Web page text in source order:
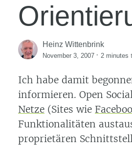
Heinz Wittenbrink
November 3, 2007 · 2 minutes
Ich habe damit
informieren. Open
Netze (Sites wie
Funktionalitäten
proprietären